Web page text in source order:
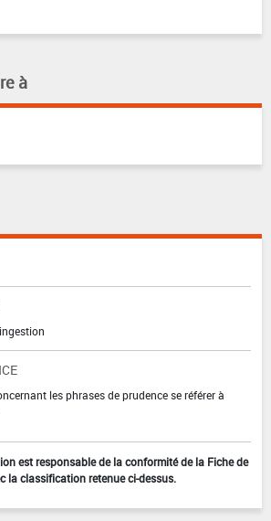
à
les phrases de prudence se référer à
est responsable de la conformité de la Fiche de
la classification retenue ci-dessus.